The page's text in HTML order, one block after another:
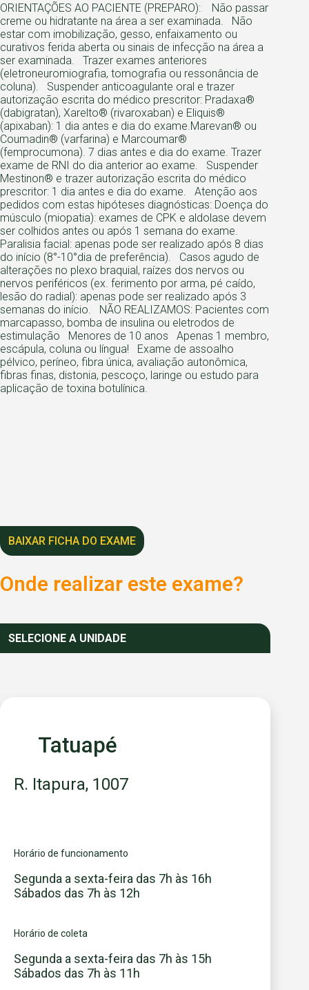
ORIENTAÇÕES AO PACIENTE (PREPARO): Não passar
creme ou hidratante na área a ser examinada. Não
estar com imobilização, gesso, enfaixamento ou
curativos ferida aberta ou sinais de infecção na área a
ser examinada. Trazer exames anteriores
(eletroneuromiografia, tomografia ou ressonância de
coluna). Suspender anticoagulante oral e trazer
autorização escrita do médico prescritor: Pradaxa®
(dabigratan), Xarelto® (rivaroxaban) e Eliquis®
(apixaban): 1 dia antes e dia do exame.Marevan® ou
Coumadin® (varfarina) e Marcoumar®
(femprocumona). 7 dias antes e dia do exame. Trazer
exame de RNI do dia anterior ao exame. Suspender
Mestinon® e trazer autorização escrita do médico
prescritor: 1 dia antes e dia do exame. Atenção aos
pedidos com estas hipóteses diagnósticas: Doença do
músculo (miopatia): exames de CPK e aldolase devem
ser colhidos antes ou após 1 semana do exame.
Paralisia facial: apenas pode ser realizado após 8 dias
do início (8°-10°dia de preferência). Casos agudo de
alterações no plexo braquial, raízes dos nervos ou
nervos periféricos (ex. ferimento por arma, pé caído,
lesão do radial): apenas pode ser realizado após 3
semanas do início. NÃO REALIZAMOS: Pacientes com
marcapasso, bomba de insulina ou eletrodos de
estimulação Menores de 10 anos Apenas 1 membro,
escápula, coluna ou língua! Exame de assoalho
pélvico, períneo, fibra única, avaliação autonômica,
fibras finas, distonia, pescoço, laringe ou estudo para
aplicação de toxina botulínica.
BAIXAR FICHA DO EXAME
Onde realizar este exame?
SELECIONE A UNIDADE
Tatuapé
R. Itapura, 1007
Horário de funcionamento
Segunda a sexta-feira das 7h às 16h
Sábados das 7h às 12h
Horário de coleta
Segunda a sexta-feira das 7h às 15h
Sábados das 7h às 11h